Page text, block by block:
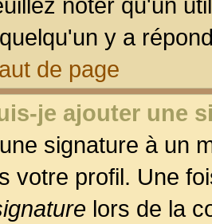
y a
de page
je ajouter une
signature à un
votre profil. Une
lors de la